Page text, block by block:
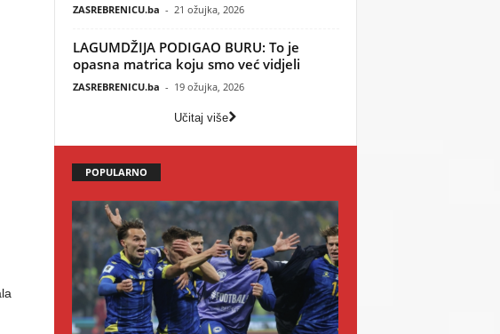
ZASREBRENICU.ba - 21 ožujka, 2026
LAGUMDŽIJA PODIGAO BURU: To je
opasna matrica koju smo već vidjeli
ZASREBRENICU.ba - 19 ožujka, 2026
Učitaj više
POPULARNO